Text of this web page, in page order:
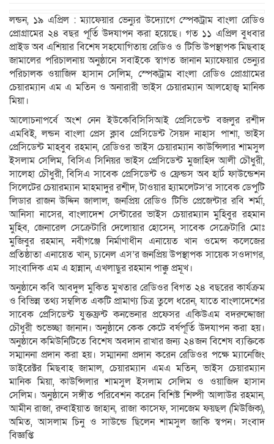
লন্ডন, ১৯ এপ্রিল : ম্যাফেয়ার ভেন্যুর উদ্যোগে স্পেকট্রাম বাংলা রেডিও
প্রোগ্রামের ২৪ বছর পূর্তি উদযাপন করা হয়েছে। গত ১১ এপ্রিল বুধবার
প্রাইড অব এশিয়ার বিশেষ সহযোগিতায় রেডিও ও টিভি উপস্থাপক মিছবাহ
জামালের পরিচালনায় অনুষ্ঠানে সবাইকে স্বাগত জানান ম্যাফেয়ার ভেন্যুর
পরিচালক ওয়াজিদ হাসান সেলিম, স্পেকট্রাম বাংলা রেডিও প্রোগ্রামের
চেয়ারম্যান এম এ মতিন ও অনারারী ভাইস চেয়ারম্যান আলহোজ্ব মানিক
মিয়া।
আলোচনাপর্বে অংশ নেন ইউকেবিসিসিআই প্রেসিডেন্ট বজলুর রশীদ
এমবিই, লন্ডন বাংলা প্রেস ক্লাব প্রেসিডেন্ট সৈয়দ নাহাস পাশা, ভাইস
প্রেসিডেন্ট মাহবুব রহমান, রেডিওর ভাইস চেয়ারম্যান কাউন্সিলার শামসুল
ইসলাম সেলিম, বিসিএ সিনিয়র ভাইস প্রেসিডেন্ট মুজাহিদ আলী চৌধুরী,
সালেহা চৌধুরী, বিসিএ সাবেক প্রেসিডেন্ট ও ফ্রেন্ডস অব হার্ট ফাউন্ডেশন
সিলেটের চেয়ারম্যান মাহমাদুর রশীদ, টাওয়ার হ্যামলেটস’র সাবেক ডেপুটি
লিডার রাজন উদ্দিন জালাল, জনপ্রিয় রেডিও টিভি প্রেজেন্টার রবি শর্মা,
আনিসা নাসের, বাংলাদেশ সেন্টারের ভাইস চেয়ারম্যান মুহিবুর রহমান
মুহিব, জেনারেল সেক্রেটারি দেলোয়ার হোসেন, সাবেক সেক্রেটারি মোঃ
মুজিবুর রহমান, নবীগঞ্জে নির্মাণাধীন এনায়েত খান ওমেন্স কলেজের
প্রতিষ্ঠাতা এনায়েত খান, চ্যনেল এস’র জনপ্রিয় উপস্থাপক সায়েক সওদাগর,
সাংবাদিক এম এ হান্নান, এখলাছুর রহমান পাক্কু প্রমূখ।
অনুষ্ঠানে কবি আবদুল মুকিত মুখতার রেডিওর বিগত ২৪ বছরের কার্যক্রম
ও বিভিন্ন তথ্য সম্বলিত একটি প্রামাণ্য চিত্র তুলে ধরেন, যাতে বাংলাদেশের
সাবেক প্রেসিডেন্ট যুক্তফ্রন্ট কনভেনার প্রফেসর একিউএম বদরুদ্দোজা
চৌধুরী শুভেচ্ছা জানান। অনুষ্ঠানে কেক কেটে বর্ষপূর্তি উদযাপন করা হয়।
অনুষ্ঠানে কমিউনিটিতে বিশেষ অবদান রাখার জন্য ২৪জন বিশেষ ব্যক্তিকে
সম্মাননা প্রদান করা হয়। সম্মাননা প্রদান করেন রেডিওর পক্ষে ম্যানেজিং
ডাইরেক্টর মিছবাহ জামাল, চেয়ারম্যান এমএ মতিন, ভাইস চেয়ারম্যান
মানিক মিয়া, কাউন্সিলার শামসুল ইসলাম সেলিম ও ওয়াজিদ হাসান
সেলিম। অনুষ্ঠানে সঙ্গীত পরিবেশন করেন বিশিষ্ট শিল্পী আলাউর রহমান,
আমীন রাজা, রুবাইয়াত জাহান, রাজা কাসেফ, সানজেম ফয়ছল (মিউজিক),
অমিত, আসলাম চিনু ও সাউন্ডে ছিলেন শামসুল জাকি স্বপন। সংবাদ
বিজ্ঞপ্তি